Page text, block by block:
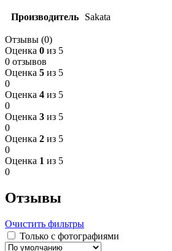
Производитель Sakata
Отзывы (0)
Оценка 0 из 5
0 отзывов
Оценка 5 из 5
0
Оценка 4 из 5
0
Оценка 3 из 5
0
Оценка 2 из 5
0
Оценка 1 из 5
0
Отзывы
Очистить фильтры
Только с фотографиями